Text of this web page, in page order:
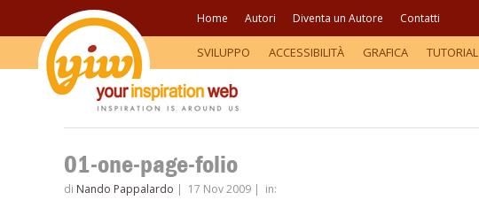
Home Autori Diventa un Autore Contatti
SVILUPPO ACCESSIBILITÀ GRAFICA TUTORIAL
01-one-page-folio
di Nando Pappalardo | 17 Nov 2009 | in: